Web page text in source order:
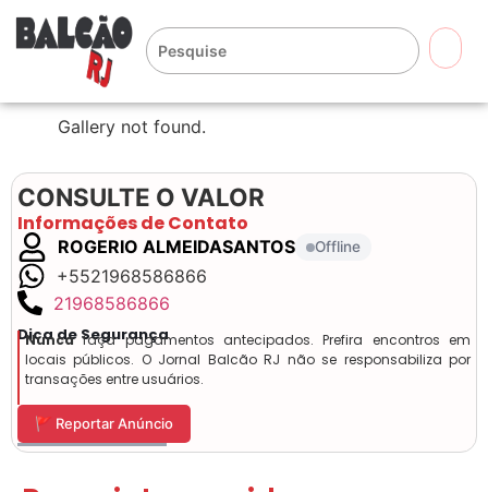
Gallery not found.
CONSULTE O VALOR
Informações de Contato
ROGERIO ALMEIDASANTOS Offline
+5521968586866
21968586866
Dica de Segurança
Nuncafaça pagamentos antecipados. Prefira encontros em
locais públicos. O Jornal Balcão RJ não se responsabiliza por
transações entre usuários.
🚩 Reportar Anúncio